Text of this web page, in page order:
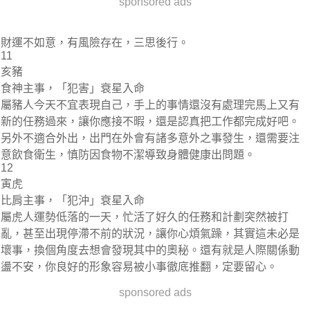
財運不如意，有風險存在，三思後行。
11
亥豬
食神主事，「犯害」衰星入命
屬豬人今天不宜表現自己，手上的事情還沒有處理完馬上又有
新的任務過來，讓你應接不暇，還是認真把工作都完成好吧。
另外不適合外出，出門在外會有諸多意外之事發生，還需要注
意飲食衛生，慎防因食物不潔導致身體健康出問題。
12
寅虎
比肩主事，「犯沖」衰星入命
屬虎人運勢低落的一天，忙活了好久的任務和計劃突然被打
亂，甚至出現停滯不前的狀況，讓你心煩氣躁，其實這未必是
壞事，換個角度去想會發現其中的奧秘。還有就是人際關係動
盪不安，你良好的形象容易被小事徹底推翻，定要留心。
sponsored ads